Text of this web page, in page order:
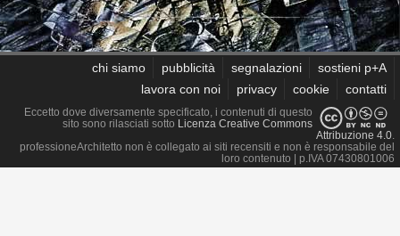
chi siamo pubblicità segnalazioni
sostieni p+A
lavora con noi
privacy cookie contatti
Eccetto dove diversamente specificato, i contenuti di questo
sito sono rilasciati sotto Licenza Creative Commons
Attribuzione 4.0.
professioneArchitetto non è collegato ai siti recensiti e non è responsabile del
loro contenuto
| p.IVA 07430801006